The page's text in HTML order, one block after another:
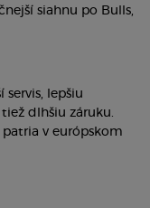
siahnu po Bulls,
servis, lepšiu
dlhšiu záruku.
patria v európskom